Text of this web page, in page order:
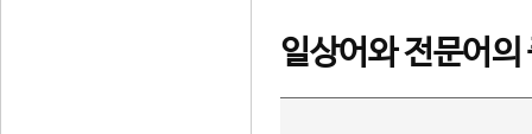
일상어와 전문어의